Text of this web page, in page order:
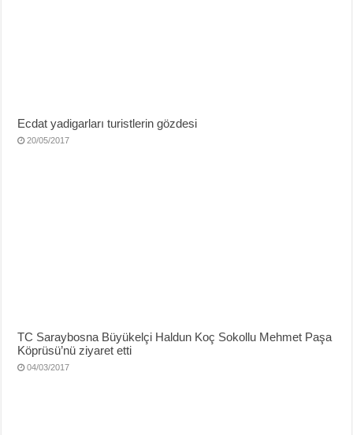
Ecdat yadigarları turistlerin gözdesi
20/05/2017
TC Saraybosna Büyükelçi Haldun Koç Sokollu Mehmet Paşa
Köprüsü’nü ziyaret etti
04/03/2017